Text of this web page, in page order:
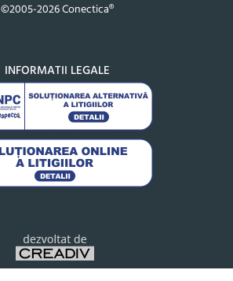
©2005-2026 Conectica®
INFORMATII LEGALE